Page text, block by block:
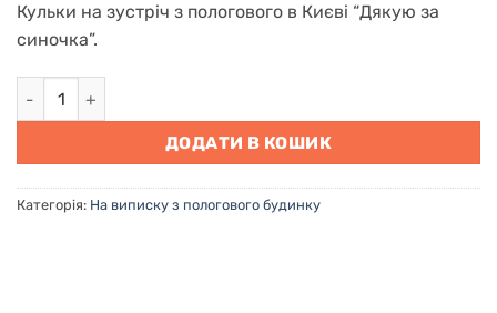
Кульки на зустріч з пологового в Києві “Дякую за
синочка”.
Кульки на зустріч з пологового в Києві "Дякую за
ДОДАТИ В КОШИК
Категорія: На виписку з пологового будинку